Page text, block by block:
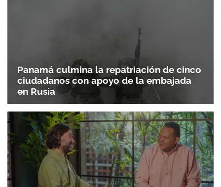
Panamá culmina la repatriación de cinco
ciudadanos con apoyo de la embajada
en Rusia